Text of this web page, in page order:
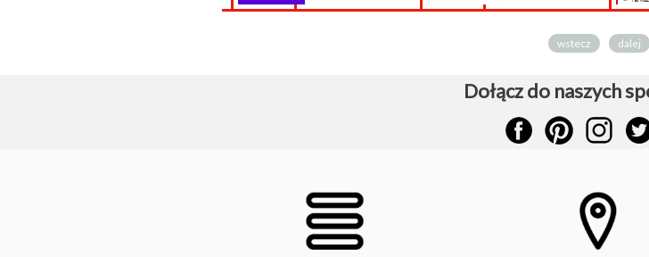
wstecz dalej
Dołącz do naszych